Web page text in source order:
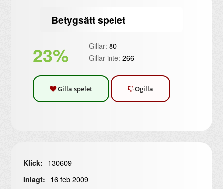
Betygsätt spelet
23% Gillar: 80
Gillar inte: 266
Gilla spelet Ogilla
Klick: 130609
Inlagt: 16 feb 2009